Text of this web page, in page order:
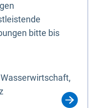
bitte bis